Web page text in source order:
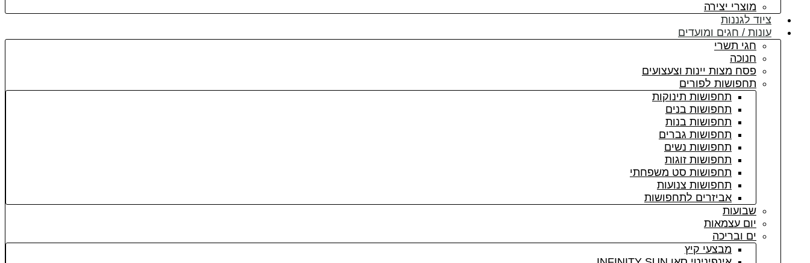
מוצרי יצירה
ציוד לגננות
עונות / חגים ומועדים
חגי תשרי
חנוכה
פסח מצות יינות וצעצועים
תחפושות לפורים
תחפושות תינוקות
תחפושות בנים
תחפושות בנות
תחפושות גברים
תחפושות נשים
תחפושות זוגות
תחפושות סט משפחתי
תחפושות צנועות
אביזרים לתחפושות
שבועות
יום עצמאות
ים ובריכה
מבצעי קיץ